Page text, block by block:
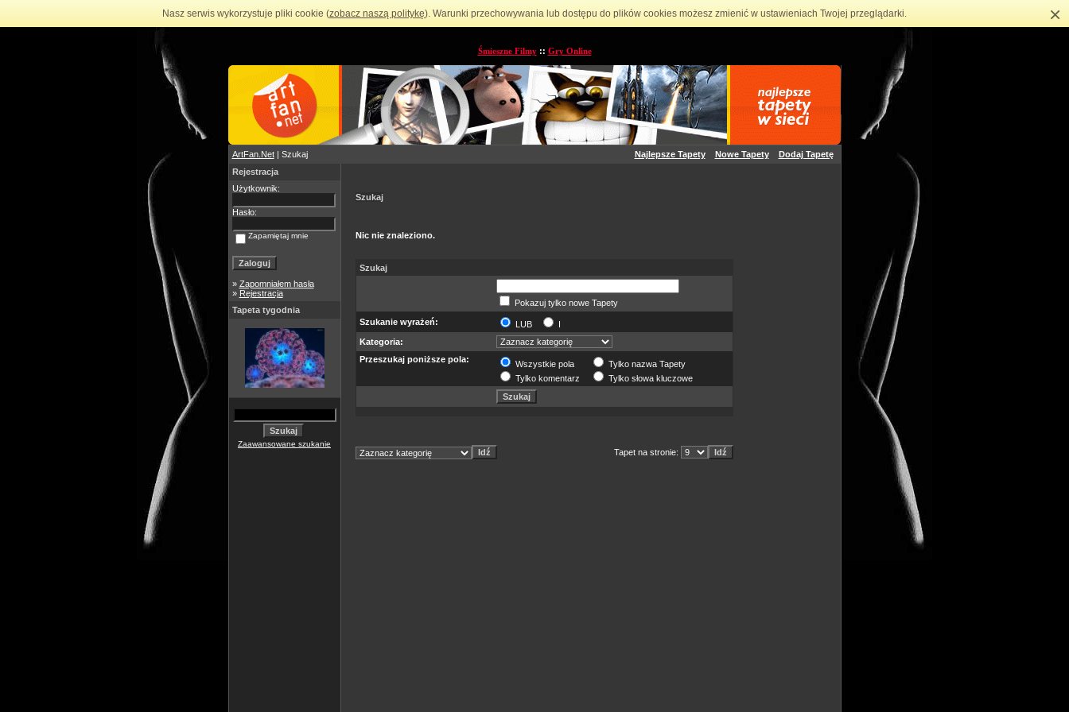
Nasz serwis wykorzystuje pliki cookie (zobacz naszą politykę). Warunki przechowywania lub dostępu do plików cookies możesz zmienić w ustawieniach Twojej przeglądarki. ×
Śmieszne Filmy:: Gry Online
ArtFan.Net| Szukaj Najlepsze Tapety Nowe Tapety
Dodaj Tapetę
Rejestracja
Użytkownik:
Hasło:
Zapamiętaj mnie
» Zapomniałem hasła
» Rejestracja
Tapeta tygodnia
Zaawansowane szukanie
Szukaj
Nic nie znaleziono.
Szukaj
Pokazuj tylko nowe Tapety
Szukanie wyrażeń:
LUB
I
Kategoria:
Przeszukaj poniższe pola:
Wszystkie pola
Tylko nazwa Tapety
Tylko komentarz
Tylko słowa kluczowe
Tapet na stronie: